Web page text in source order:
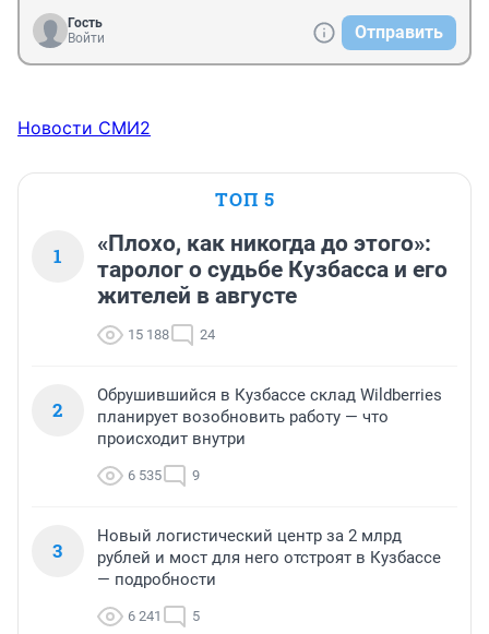
Гость
Войти
Отправить
Новости СМИ2
ТОП 5
1
«Плохо, как никогда до этого»:
таролог о судьбе Кузбасса и его
жителей в августе
15 188 24
2
Обрушившийся в Кузбассе склад Wildberries
планирует возобновить работу — что
происходит внутри
6 535 9
3
Новый логистический центр за 2 млрд
рублей и мост для него отстроят в Кузбассе
— подробности
6 241 5